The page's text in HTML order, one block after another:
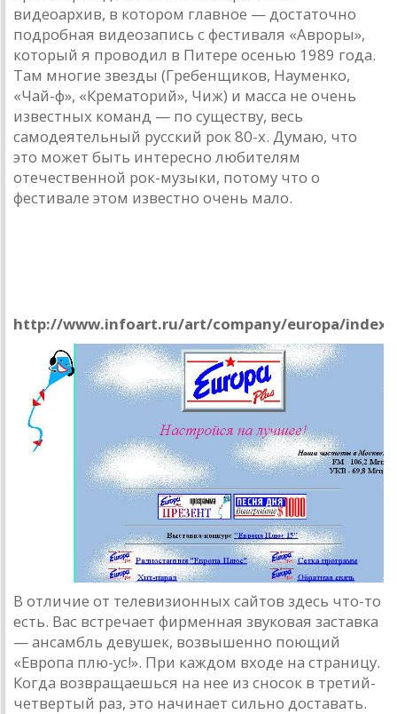
видеоархив, в котором главное — достаточно
подробная видеозапись с фестиваля «Авроры»,
который я проводил в Питере осенью 1989 года.
Там многие звезды (Гребенщиков, Науменко,
«Чай-ф», «Крематорий», Чиж) и масса не очень
известных команд — по существу, весь
самодеятельный русский рок 80-х. Думаю, что
это может быть интересно любителям
отечественной рок-музыки, потому что о
фестивале этом известно очень мало.
http://www.infoart.ru/art/company/europa/
В отличие от телевизионных сайтов здесь что-то
есть. Вас встречает фирменная звуковая заставка
— ансамбль девушек, возвышенно поющий
«Европа плю-ус!». При каждом входе на страницу.
Когда возвращаешься на нее из сносок в третий-
четвертый раз, это начинает сильно доставать.